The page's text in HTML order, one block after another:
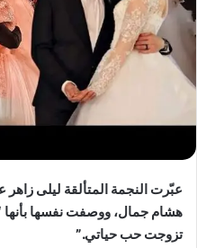
عبّرت النجمة المتألقة ليلى
هشام جمال، ووصفت نفسها بأنها
تزوجت حب حياتي.”